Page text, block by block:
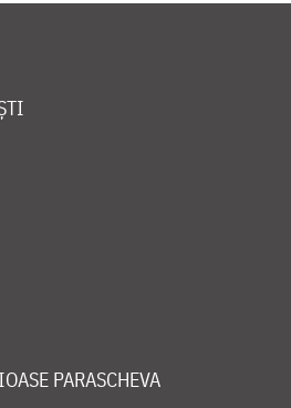
PARASCHEVA